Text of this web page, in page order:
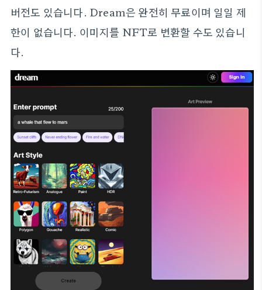
버전도 있습니다. Dream은 완전히 무료이며 일일 제
한이 없습니다. 이미지를 NFT로 변환할 수도 있습니
다.